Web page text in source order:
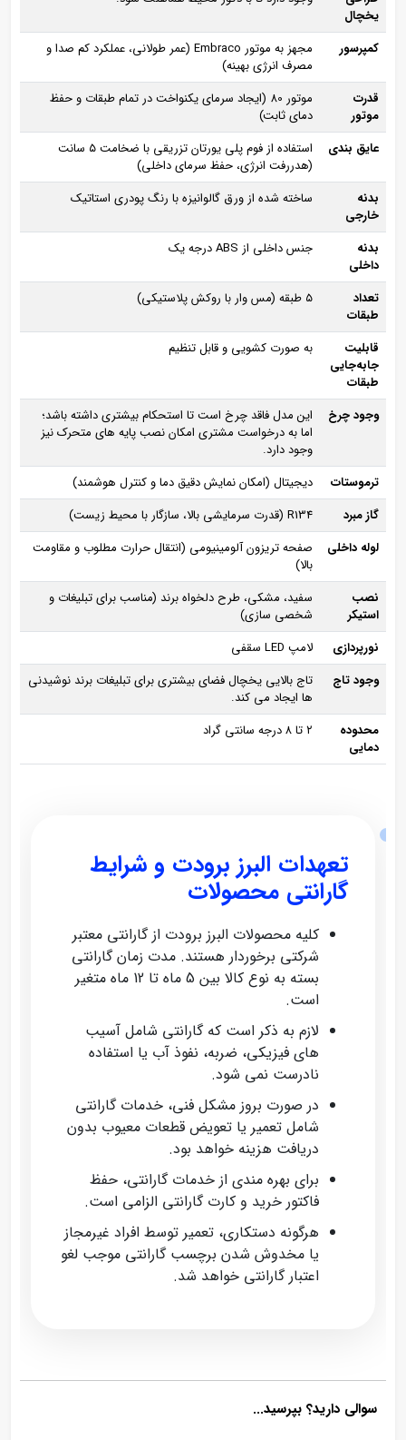
یخچال
کمپرسور
مجهز به موتور Embraco (عمر طولانی، عملکرد کم‌ صدا و
مصرف انرژی بهینه)
قدرت
موتور
موتور 80 (ایجاد سرمای یکنواخت در تمام طبقات و حفظ
دمای ثابت)
عایق‌ بندی
استفاده از فوم پلی‌ یورتان تزریقی با ضخامت ۵ سانت
(هدررفت انرژی، حفظ سرمای داخلی)
بدنه
خارجی
ساخته‌ شده از ورق گالوانیزه با رنگ پودری استاتیک
بدنه
داخلی
جنس داخلی از ABS درجه یک
تعداد
طبقات
۵ طبقه (مس‌ وار با روکش پلاستیکی)
قابلیت
جابه‌جایی
طبقات
به‌ صورت کشویی و قابل تنظیم
وجود چرخ
این مدل فاقد چرخ است تا استحکام بیشتری داشته باشد؛
اما به‌ درخواست مشتری امکان نصب پایه‌ های متحرک نیز
وجود دارد.
ترموستات
دیجیتال (امکان نمایش دقیق دما و کنترل هوشمند)
گاز مبرد
R134 (قدرت سرمایشی بالا، سازگار با محیط ‌زیست)
لوله داخلی
صفحه تریزون آلومینیومی (انتقال حرارت مطلوب و مقاومت
بالا)
نصب
استیکر
سفید، مشکی، طرح دلخواه برند (مناسب برای تبلیغات و
شخصی‌ سازی)
نورپردازی
لامپ LED سقفی
وجود تاج
تاج بالایی یخچال فضای بیشتری برای تبلیغات برند نوشیدنی‌
ها ایجاد می‌ کند.
محدوده
دمایی
۲ تا ۸ درجه سانتی‌ گراد
تعهدات البرز برودت و شرایط
گارانتی محصولات
کلیه محصولات البرز برودت از گارانتی معتبر
شرکتی برخوردار هستند. مدت زمان گارانتی
بسته به نوع کالا بین 5 ماه تا 12 ماه متغیر
است.
لازم به ذکر است که گارانتی شامل آسیب‌
های فیزیکی، ضربه، نفوذ آب یا استفاده
نادرست نمی‌ شود.
در صورت بروز مشکل فنی، خدمات گارانتی
شامل تعمیر یا تعویض قطعات معیوب بدون
دریافت هزینه خواهد بود.
برای بهره‌ مندی از خدمات گارانتی، حفظ
فاکتور خرید و کارت گارانتی الزامی است.
هرگونه دستکاری، تعمیر توسط افراد غیرمجاز
یا مخدوش شدن برچسب گارانتی موجب لغو
اعتبار گارانتی خواهد شد.
سوالی دارید؟ بپرسید...